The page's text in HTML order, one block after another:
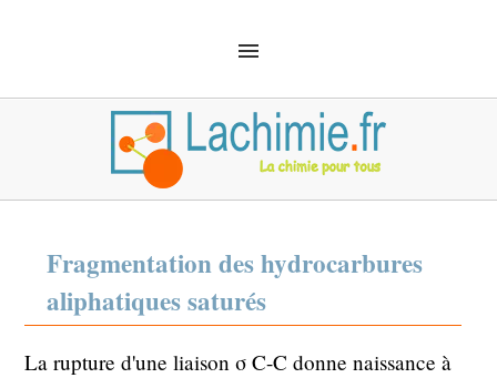
ACCUEIL
SOLUTIONS
CHIMIE ANALYTIQUE
CHIMIE ORGANIQUE
MÉCANIQUE QUANTIQUE
DÉFINITIONS
CHIMIE EMPLOI
Fragmentation des hydrocarbures
aliphatiques saturés
La rupture d'une liaison σ C-C donne naissance à